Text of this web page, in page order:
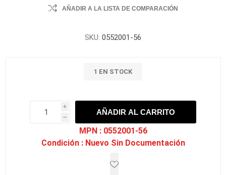
AÑADIR A LA LISTA DE COMPARACIÓN
SKU: 0552001-56
1 EN STOCK
i
h
h
AÑADIR AL CARRITO
MPN : 0552001-56
Condición : Nuevo Sin Documentación